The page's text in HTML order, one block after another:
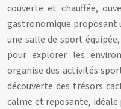
couverte et chauffée,
gastronomique proposant
une salle de sport
pour explorer les
organise des activités
découverte des trésors
calme et reposante,